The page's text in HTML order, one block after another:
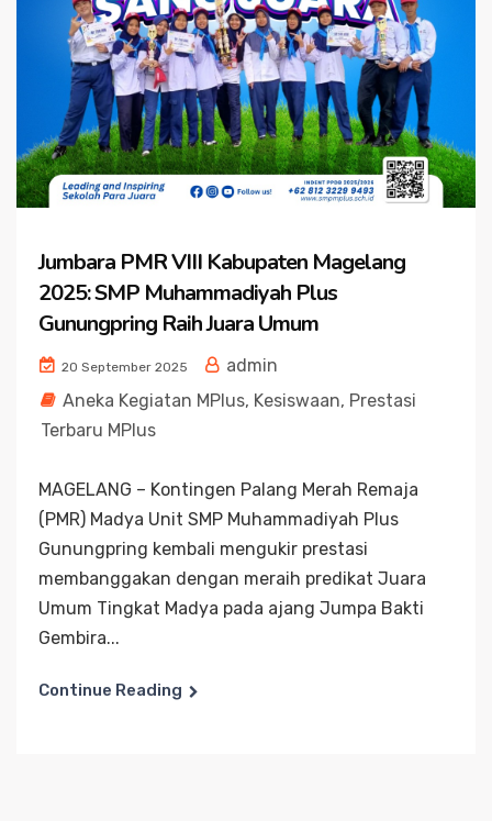
Jumbara PMR VIII Kabupaten Magelang
2025: SMP Muhammadiyah Plus
Gunungpring Raih Juara Umum
20 September 2025
admin
Aneka Kegiatan MPlus, Kesiswaan, Prestasi
Terbaru MPlus
MAGELANG – Kontingen Palang Merah Remaja
(PMR) Madya Unit SMP Muhammadiyah Plus
Gunungpring kembali mengukir prestasi
membanggakan dengan meraih predikat Juara
Umum Tingkat Madya pada ajang Jumpa Bakti
Gembira...
Continue Reading